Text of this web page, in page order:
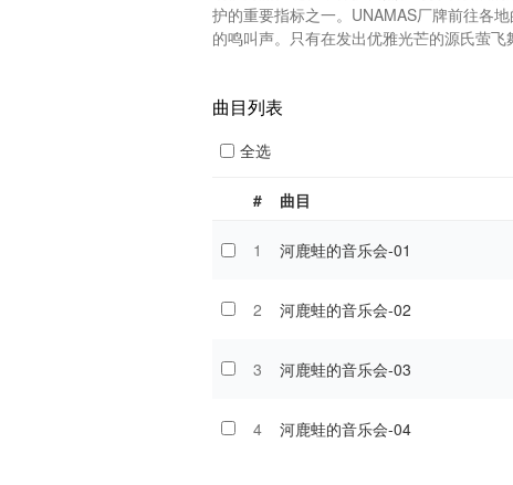
护的重要指标之一。UNAMAS厂牌前往各
的鸣叫声。只有在发出优雅光芒的源氏萤
曲目列表
全选
# 曲目
1 河鹿蛙的音乐会-01
2 河鹿蛙的音乐会-02
3 河鹿蛙的音乐会-03
4 河鹿蛙的音乐会-04